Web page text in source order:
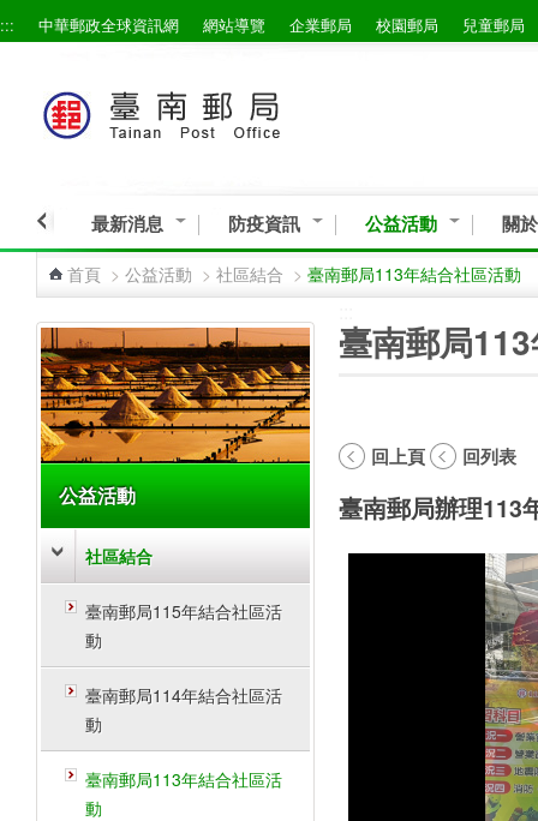
跳到主要內容區塊
::: 中華郵政全球資訊網 網站導覽 企業郵局 校園郵局 兒童郵局
最新消息 防疫資訊 公益活動 關
首頁 > 公益活動 > 社區結合 > 臺南郵局113年結合社區活動
公益活動
社區結合
臺南郵局115年結合社區活
動
臺南郵局114年結合社區活
動
臺南郵局113年結合社區活
動
臺南郵局
回上頁 回列表
臺南郵局辦理113